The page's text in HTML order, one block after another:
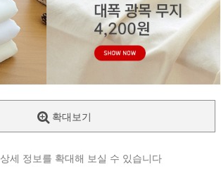
확대보기
상세 정보를 확대해 보실 수 있습니다